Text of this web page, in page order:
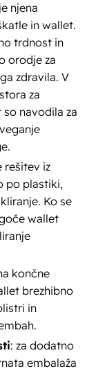
njena
in wallet.
trdnost in
orodje za
zdravila. V
za
navodila za
rešitev iz
po plastiki,
Ko se
wallet
končne
brezhibno
in
: za dodatno
embalaža